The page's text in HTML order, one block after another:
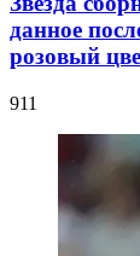
данное
розовый
911